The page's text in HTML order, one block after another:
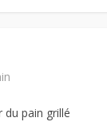
du pain grillé